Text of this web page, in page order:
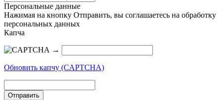
Персональные данные
Нажимая на кнопку Отправить, вы соглашаетесь на обработку
персональных данных
Капча
→
Обновить капчу (CAPTCHA)
Отправить